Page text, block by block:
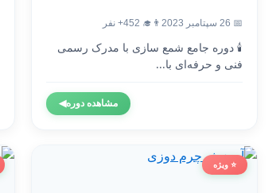
📅 26 سپتامبر 2023 👨‍🎓 452+ نفر
🕯️ دوره جامع شمع سازی با مدرک رسمی
فنی و حرفه‌ای با...
مشاهده دوره◀
⭐ ویژه